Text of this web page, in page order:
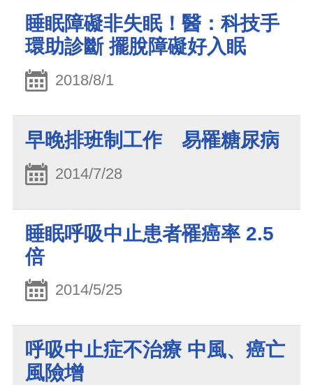
睡眠障礙非失眠！醫：科技手
環助診斷 擺脫障礙好入眠
2018/8/1
早晚排班制工作 易罹糖尿病
2014/7/28
睡眠呼吸中止患者罹癌率 2.5
倍
2014/5/25
呼吸中止症不治療 中風、癌亡
風險增